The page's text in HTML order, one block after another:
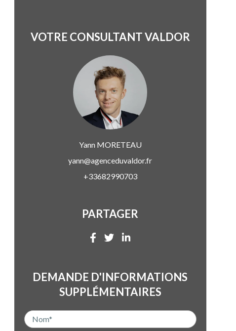
VOTRE CONSULTANT VALDOR
YannMORETEAU
yann@agenceduvaldor.fr
+33682990703
PARTAGER
DEMANDE D'INFORMATIONS
SUPPLÉMENTAIRES